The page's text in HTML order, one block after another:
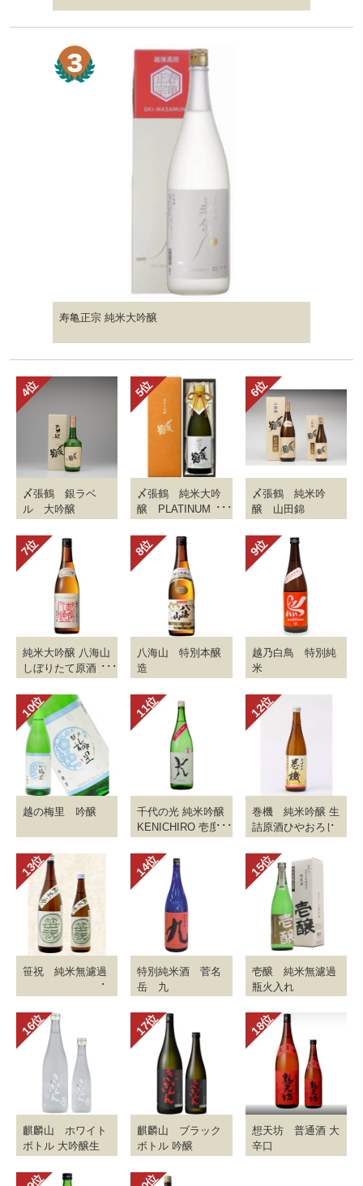
寿亀正宗 純米大吟醸
〆張鶴 銀ラベ
ル 大吟醸
〆張鶴 純米大吟
醸 PLATINUM
酒
〆張鶴 純米吟
醸 山田錦
純米大吟醸 八海山
しぼりたて原酒 越
八海山 特別本醸
造
越乃白鳥 特別純
米
越の梅里 吟醸
千代の光 純米吟醸
KENICHIRO 壱度
巻機 純米吟醸 生
詰原酒ひやおろし
笹祝 純米無濾過
特別純米酒 菅名
岳 九
壱醸 純米無濾過
瓶火入れ
麒麟山 ホワイト
ボトル 大吟醸生
麒麟山 ブラック
ボトル 吟醸
想天坊 普通酒 大
辛口